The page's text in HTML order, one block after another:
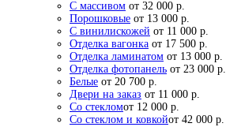
С массивом от 32 000 р.
Порошковые от 13 000 р.
С винилискожей от 11 000 р.
Отделка вагонка от 17 500 р.
Отделка ламинатом от 13 000 р.
Отделка фотопанель от 23 000 р.
Белые от 20 700 р.
Двери на заказ от 11 000 р.
Со стекломот 12 000 р.
Со стеклом и ковкойот 42 000 р.